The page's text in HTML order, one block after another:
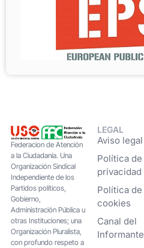
Federacion de Atención
a la Ciudadanía. Una
Organización Sindical
Independiente de los
Partidos políticos,
Gobierno,
Administración Pública u
otras Instituciones; una
Organización Pluralista,
con profundo respeto a
LEGAL
Aviso legal
Política de
privacidad
Política de
cookies
Canal del
Informante